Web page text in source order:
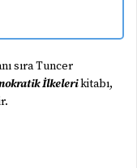
sıra Tuncer
İlkelerikitabı,